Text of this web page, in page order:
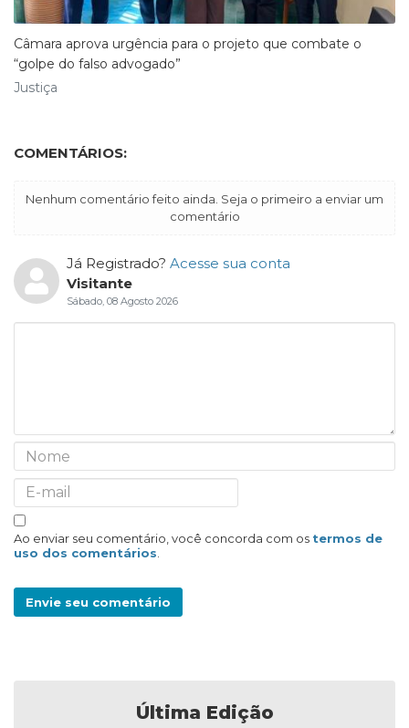
Câmara aprova urgência para o projeto que combate o
“golpe do falso advogado”
Justiça
COMENTÁRIOS:
Nenhum comentário feito ainda. Seja o primeiro a enviar um
comentário
Já Registrado? Acesse sua conta
Visitante
Sábado, 08 Agosto 2026
Ao enviar seu comentário, você concorda com os termos de
uso dos comentários
Envie seu comentário
Última Edição